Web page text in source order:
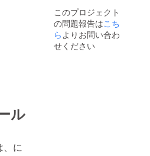
ル
に
このプロジェクト
の問題報告はこち
ら よりお問い合わ
せください